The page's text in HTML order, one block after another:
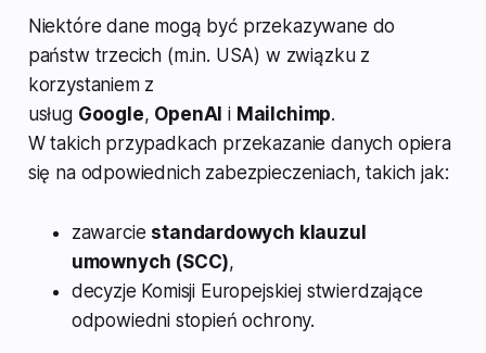
Niektóre dane mogą być przekazywane do
państw trzecich (m.in. USA) w związku z
korzystaniem z
usług Google, OpenAI i Mailchimp.
W takich przypadkach przekazanie danych opiera
się na odpowiednich zabezpieczeniach, takich jak:
zawarcie standardowych klauzul
umownych (SCC),
decyzje Komisji Europejskiej stwierdzające
odpowiedni stopień ochrony.